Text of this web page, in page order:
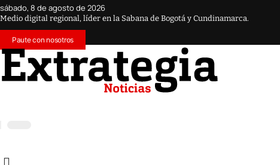
sábado, 8 de agosto de 2026
Medio digital regional, líder en la Sabana de Bogotá y Cundinamarca.
Paute con nosotros